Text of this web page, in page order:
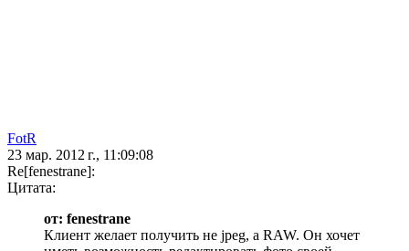
FotR
23 мар. 2012 г., 11:09:08
Re[fenestrane]:
Цитата:
от: fenestrane
Клиент желает получить не jpeg, а RAW. Он хочет